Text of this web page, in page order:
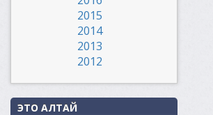
2015
2014
2013
2012
ЭТО АЛТАЙ